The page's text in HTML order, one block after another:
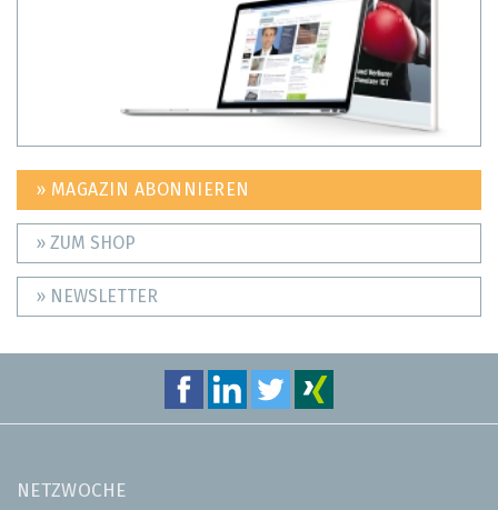
» MAGAZIN ABONNIEREN
» ZUM SHOP
» NEWSLETTER
NETZWOCHE